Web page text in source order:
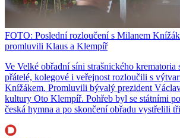
FOTO: Poslední rozloučení s Milanem
promluvili Klaus a Klempíř
Ve Velké obřadní síni strašnického krematoria
přátelé, kolegové i veřejnost rozloučili s
Knížákem. Promluvili bývalý prezident
kultury Oto Klempíř. Pohřeb byl se státními
česká hymna a po skončení obřadu vystřelili